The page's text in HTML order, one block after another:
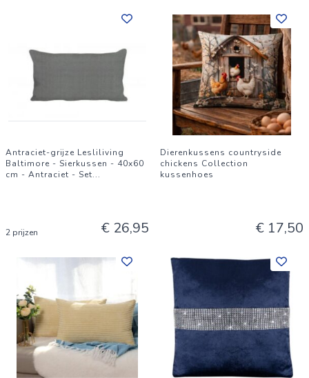
Antraciet-grijze Lesliliving
Baltimore - Sierkussen - 40x60
cm - Antraciet - Set...
2 prijzen € 26,95
Dierenkussens countryside
chickens Collection
kussenhoes
€ 17,50